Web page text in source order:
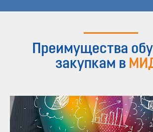
Преимущества
закупкам в